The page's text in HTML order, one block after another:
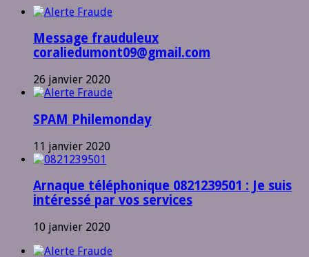
Message frauduleux
coraliedumont09@gmail.com
26 janvier 2020
SPAM Philemonday
11 janvier 2020
Arnaque téléphonique 0821239501 : Je suis
intéressé par vos services
10 janvier 2020